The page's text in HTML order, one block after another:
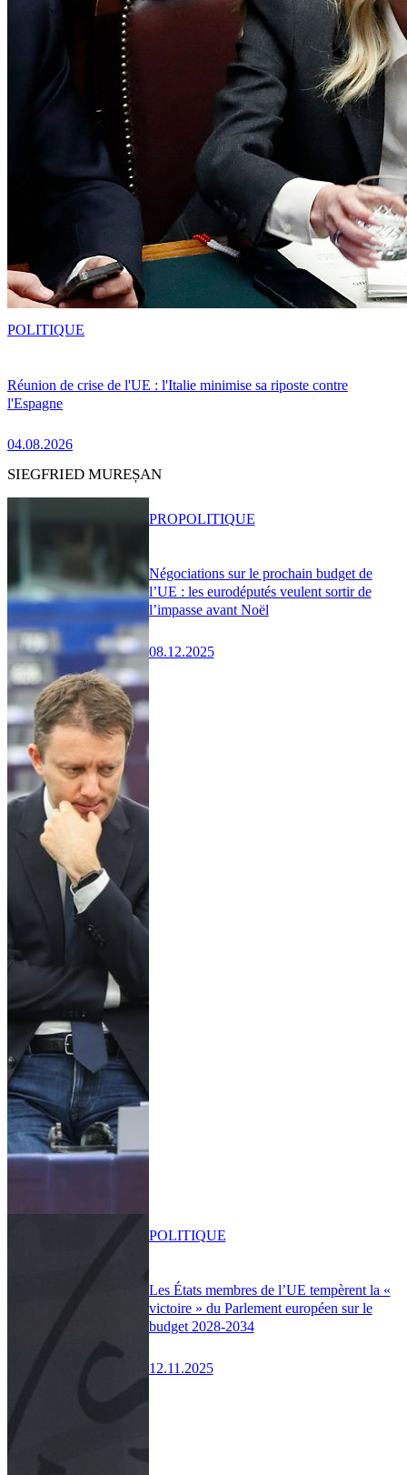
Réunion de crise de l'UE : l'Italie minimise sa riposte contre
l'Espagne
04.08.2026
POLITIQUE
SIEGFRIED MUREȘAN
Négociations sur le prochain budget de
l’UE : les eurodéputés veulent sortir de
l’impasse avant Noël
08.12.2025
PROPOLITIQUE
Les États membres de l’UE tempèrent la «
victoire » du Parlement européen sur le
budget 2028-2034
12.11.2025
POLITIQUE